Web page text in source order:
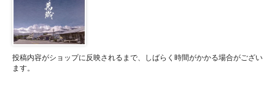
投稿内容がショップに反映されるまで、しばらく時間がかかる場合がござい
ます。